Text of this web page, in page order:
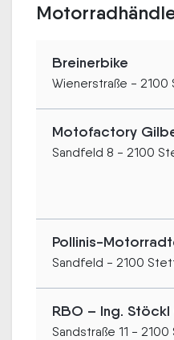
Breinerbike
Wienerstraße - 2100
Motofactory
Sandfeld 8 - 2100
Pollinis-
Sandfeld - 2100
RBO – Ing. Stöckl
Sandstraße 11 -